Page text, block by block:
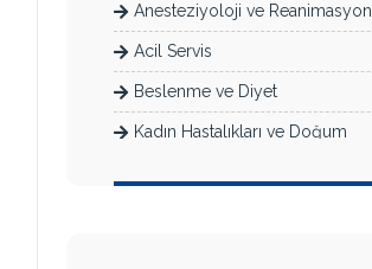
Anesteziyoloji ve Reanimasyon
Acil Servis
Beslenme ve Diyet
Kadın Hastalıkları ve Doğum